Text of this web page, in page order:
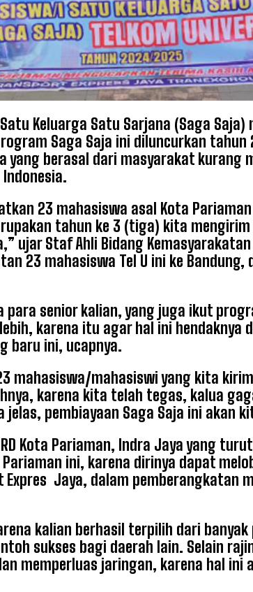
Keluarga Satu Sarjana (Saga
Saga Saja ini diluncurkan
yang berasal dari masyarakat kurang
23 mahasiswa asal Kota
tahun ke 3 (tiga) kita mengirim
ujar Staf Ahli Bidang
23 mahasiswa Tel U ini ke
para senior kalian, yang juga ikut
karena itu agar hal ini hendaknya
baru ini, ucapnya.
mahasiswa/mahasiswi yang kita
karena kita telah tegas, kalua
jelas, pembiayaan Saga Saja ini akan
Kota Pariaman, Indra Jaya yang
ini, karena dirinya dapat
Jaya, dalam pemberangkatan
kalian berhasil terpilih dari
sukses bagi daerah lain. Selain
memperluas jaringan, karena hal ini